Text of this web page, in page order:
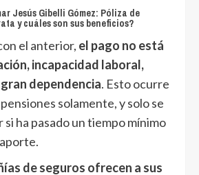
Jesús Gibelli Gómez: Póliza de
y cuáles son sus beneficios?
el anterior, el pago no está
incapacidad laboral,
dependencia. Esto ocurre
solamente, y solo se
ha pasado un tiempo mínimo
de seguros ofrecen a sus